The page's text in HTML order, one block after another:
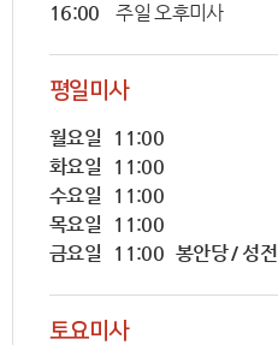
16:00
주일 오후미사
평일미사
월요일 11:00
화요일 11:00
수요일 11:00
목요일 11:00
금요일 11:00봉안당 / 성전
토요미사